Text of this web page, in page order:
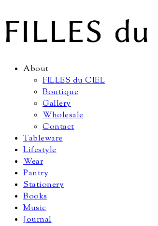
About
FILLES du CIEL
Boutique
Gallery
Wholesale
Contact
Tableware
Lifestyle
Wear
Pantry
Stationery
Books
Music
Journal